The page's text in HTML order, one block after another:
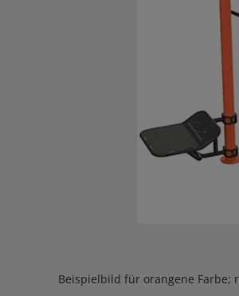
Beispielbild für orangene